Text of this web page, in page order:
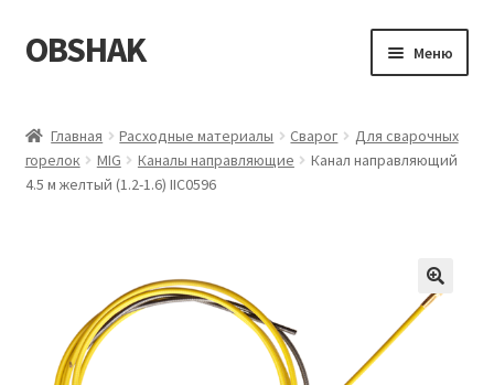
Перейти
к
Перейти
к
OBSHAK Меню
Категории
Мой аккаунт
Главная Расходные материалы Сварог
Для сварочных
горелок
MIG Каналы направляющие
Канал направляющий
4.5 м желтый (1.2-1.6) IIC0596